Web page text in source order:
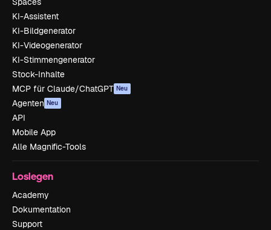
KI-Assistent
KI-Bildgenerator
KI-Videogenerator
KI-Stimmengenerator
Stock-Inhalte
MCP für Claude/ChatGPT Neu
Agenten Neu
API
Mobile App
Alle Magnific-Tools
Loslegen
Academy
Dokumentation
Support